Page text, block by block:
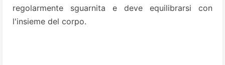
regolarmente sguarnita e deve equilibrarsi con
l'insieme del corpo.